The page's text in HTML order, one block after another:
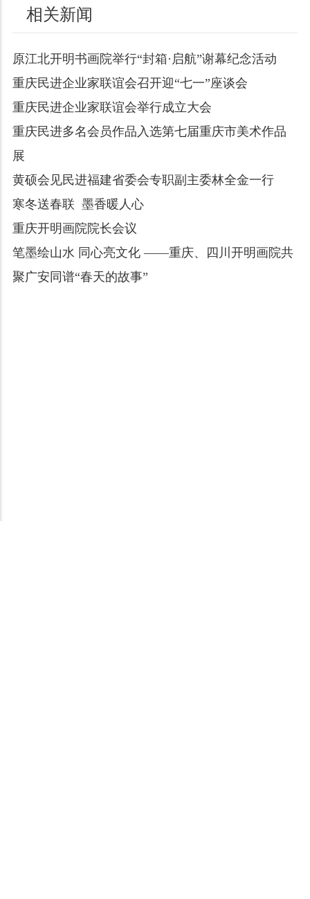
相关新闻
原江北开明书画院举行“封箱·启航”谢幕纪念活动
重庆民进企业家联谊会召开迎“七一”座谈会
重庆民进企业家联谊会举行成立大会
重庆民进多名会员作品入选第七届重庆市美术作品
展
黄硕会见民进福建省委会专职副主委林全金一行
寒冬送春联 墨香暖人心
重庆开明画院院长会议
笔墨绘山水 同心亮文化 ——重庆、四川开明画院共
聚广安同谱“春天的故事”